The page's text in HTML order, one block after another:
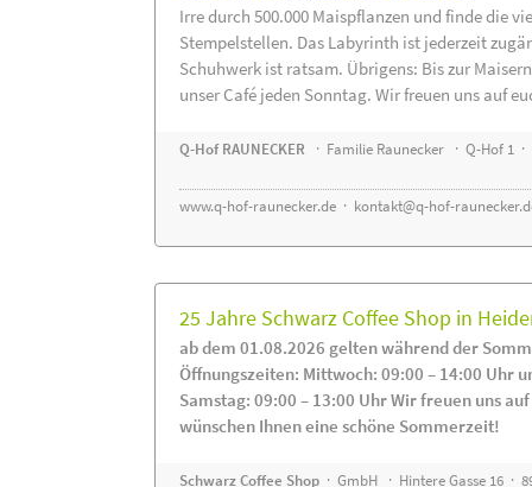
Irre durch 500.000 Maispflanzen und finde die
Stempelstellen. Das Labyrinth ist jederzeit
Schuhwerk ist ratsam. Übrigens: Bis zur
unser Café jeden Sonntag. Wir freuen uns auf
Q-Hof RAUNECKER · Familie Raunecker · Q-Hof 1
www.q-hof-raunecker.de · kontakt@q-hof-
25 Jahre Schwarz Coffee Shop in
ab dem 01.08.2026 gelten während der
Öffnungszeiten: Mittwoch: 09:00 – 14:00 Uhr
Samstag: 09:00 – 13:00 Uhr Wir freuen uns
wünschen Ihnen eine schöne Sommerzeit!
Schwarz Coffee Shop · GmbH · Hintere Gasse 16 ·